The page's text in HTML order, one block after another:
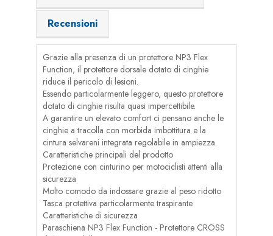
Recensioni
Grazie alla presenza di un protettore NP3 Flex
Function, il protettore dorsale dotato di cinghie
riduce il pericolo di lesioni.
Essendo particolarmente leggero, questo protettore
dotato di cinghie risulta quasi impercettibile.
A garantire un elevato comfort ci pensano anche le
cinghie a tracolla con morbida imbottitura e la
cintura selvareni integrata regolabile in ampiezza.
Caratteristiche principali del prodotto
Protezione con cinturino per motociclisti attenti alla
sicurezza
Molto comodo da indossare grazie al peso ridotto
Tasca protettiva particolarmente traspirante
Caratteristiche di sicurezza
Paraschiena NP3 Flex Function - Protettore CROSS